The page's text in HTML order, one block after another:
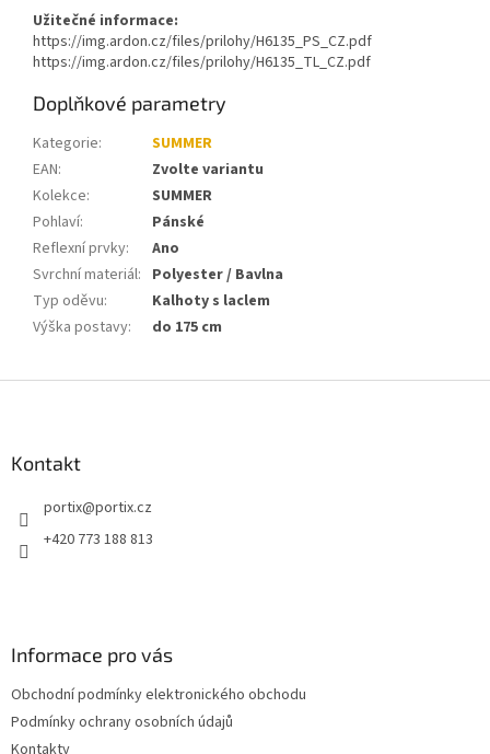
Užitečné informace:
https://img.ardon.cz/files/prilohy/H6135_PS_CZ.pdf
https://img.ardon.cz/files/prilohy/H6135_TL_CZ.pdf
Doplňkové parametry
Kategorie:
SUMMER
EAN:
Zvolte variantu
Kolekce:
SUMMER
Pohlaví:
Pánské
Reflexní prvky:
Ano
Svrchní materiál: Polyester / Bavlna
Typ oděvu:
Kalhoty s laclem
Výška postavy: do 175 cm
Kontakt
portix@portix.cz
+420 773 188 813
Informace pro vás
Obchodní podmínky elektronického obchodu
Podmínky ochrany osobních údajů